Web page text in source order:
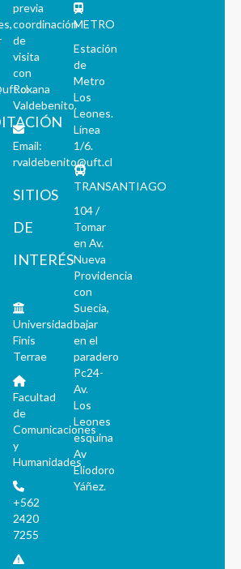
previa
coordinación
de
visita
con
Roxana
Valdebenito.
Email:
rvaldebenito@uft.cl
SITIOS
DE
INTERÉS
Universidad
Finis
Terrae
Facultad
de
Comunicaciones
y
Humanidades
+562
2420
7255
METRO
Estación
de
Metro
Los
Leones.
Línea
1/6.
TRANSANTIAGO
104 /
Tomar
en Av.
Nueva
Providencia
con
Suecia,
bajar
en el
paradero
Pc24-
Av.
Los
Leones
esquina
Av
Eliodoro
Yáñez.